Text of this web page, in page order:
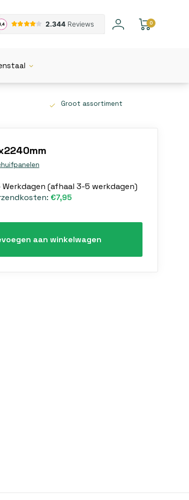
0
Groot assortiment
Werkdagen (afhaal 3-5 werkdagen)
€7,95
aan winkelwagen